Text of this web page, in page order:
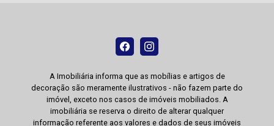
A Imobiliária informa que as mobílias e artigos de
decoração são meramente ilustrativos - não fazem parte do
imóvel, exceto nos casos de imóveis mobiliados. A
imobiliária se reserva o direito de alterar qualquer
informação referente aos valores e dados de seus imóveis